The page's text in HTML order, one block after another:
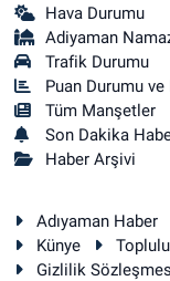
Hava Durumu
Adiyaman
Trafik Durumu
Puan Durumu
Tüm Manşetler
Son Dakika
Haber Arşivi
Adıyaman Haber
Künye
Gizlilik